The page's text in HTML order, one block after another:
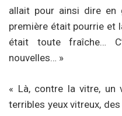
allait pour ainsi dire en
première était pourrie et
était toute fraîche…
nouvelles… »
« Là, contre la vitre, un
terribles yeux vitreux,